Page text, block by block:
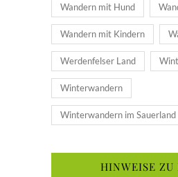
Wandern mit Hund
Wandern mit Kindern
Werdenfelser Land
Winterwandern
Winterwandern im Sauerland
HINWEISE ZU